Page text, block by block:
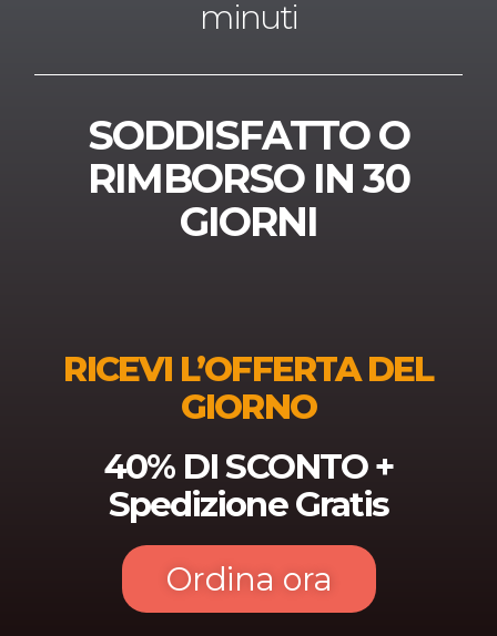
minuti
SODDISFATTO O
RIMBORSO IN 30
GIORNI
RICEVI L’OFFERTA DEL
GIORNO
40% DI SCONTO +
Spedizione Gratis
Ordina ora